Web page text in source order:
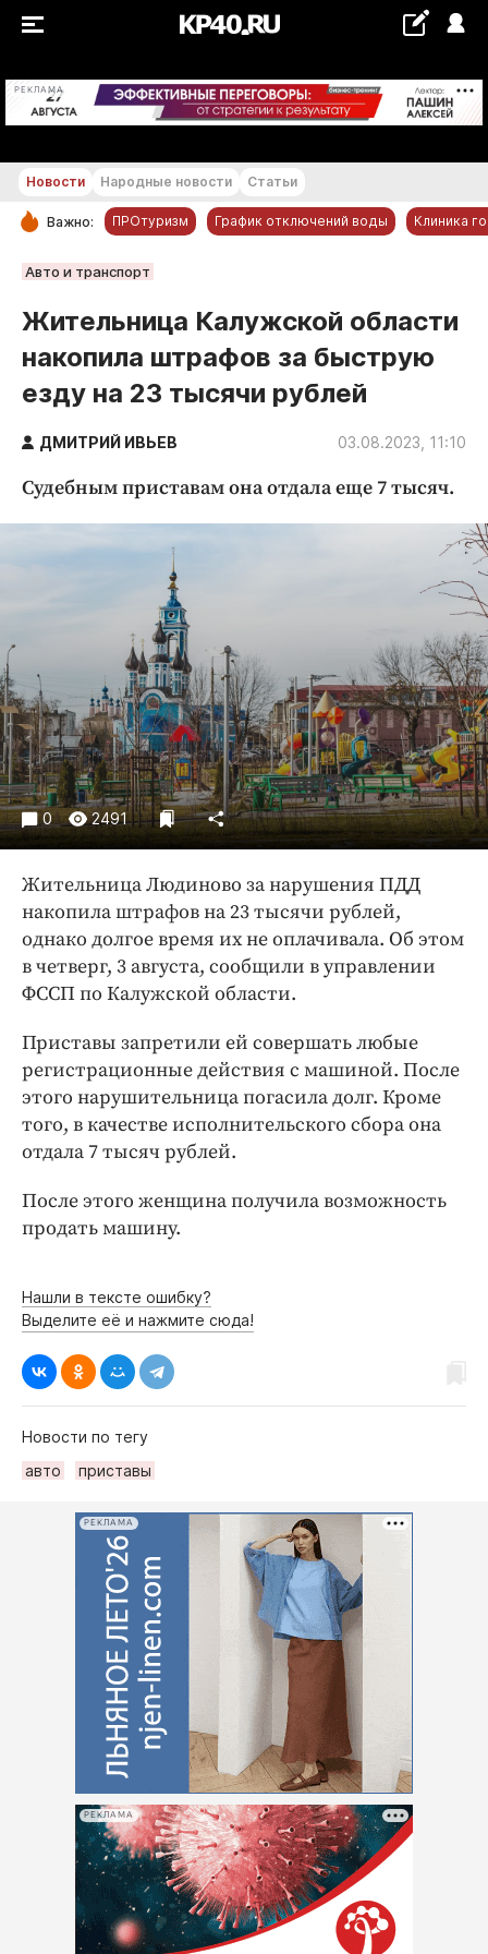
РЕКЛАМА +20...+21 °С
РУБРИКИ
Новости компаний
Статьи
Народные новости
Авто и транспорт
Криминал
Недвижимость и ЖКХ
Образование
Общество
Погода
Праздники
Происшествия
Спорт
Экономика и бизнес
ПРОЕКТЫ
Блоги
Издания
Медиаперсона
Интересное чтиво
Бренд года
Работодатель года
Новости Народные новости Статьи
Важно: ПРОтуризм График отключений воды Клиника
Авто и транспорт
Жительница Калужской области
накопила штрафов за быструю
езду на 23 тысячи рублей
ДМИТРИЙ ИВЬЕВ 03.08.2023, 11:10
Судебным приставам она отдала еще 7 тысяч.
0 2491
Жительница Людиново за нарушения ПДД
накопила штрафов на 23 тысячи рублей,
однако долгое время их не оплачивала. Об этом
в четверг, 3 августа, сообщили в управлении
ФССП по Калужской области.
Приставы запретили ей совершать любые
регистрационные действия с машиной. После
этого нарушительница погасила долг. Кроме
того, в качестве исполнительского сбора она
отдала 7 тысяч рублей.
После этого женщина получила возможность
продать машину.
Нашли в тексте ошибку?
Выделите её и нажмите сюда!
Новости по тегу
авто
приставы
РЕКЛАМА
РЕКЛАМА